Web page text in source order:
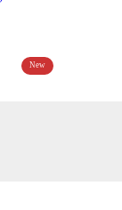
New